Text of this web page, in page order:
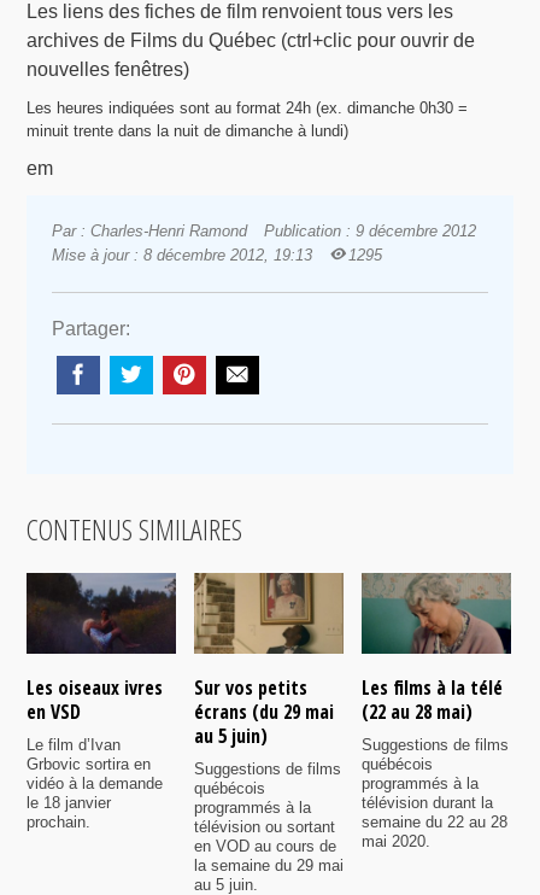
Les liens des fiches de film renvoient tous vers les
archives de Films du Québec (ctrl+clic pour ouvrir de
nouvelles fenêtres)
Les heures indiquées sont au format 24h (ex. dimanche 0h30 =
minuit trente dans la nuit de dimanche à lundi)
em
Par : Charles-Henri Ramond
Publication : 9 décembre 2012
Mise à jour : 8 décembre 2012, 19:13
1295
Partager:
CONTENUS SIMILAIRES
Les oiseaux ivres
en VSD
Le film d’Ivan
Grbovic sortira en
vidéo à la demande
le 18 janvier
prochain.
Sur vos petits
écrans (du 29 mai
au 5 juin)
Suggestions de films
québécois
programmés à la
télévision ou sortant
en VOD au cours de
la semaine du 29 mai
au 5 juin.
Les films à la télé
(22 au 28 mai)
Suggestions de films
québécois
programmés à la
télévision durant la
semaine du 22 au 28
mai 2020.